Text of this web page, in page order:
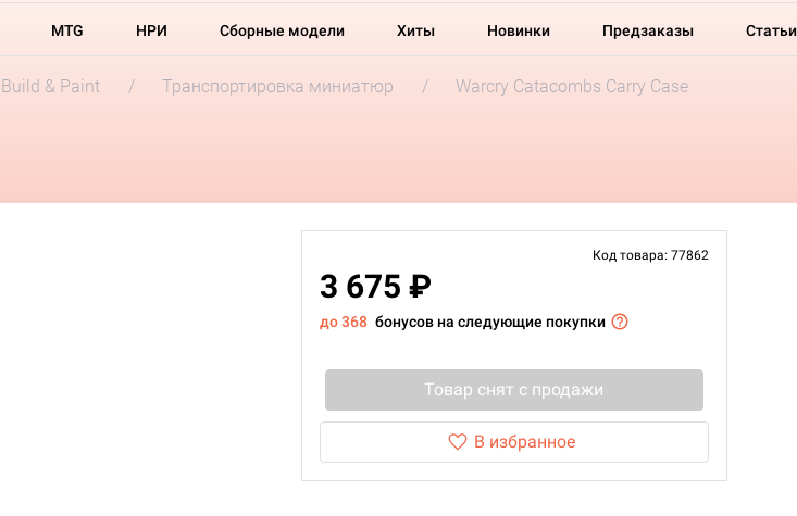
MTG НРИ Сборные модели Хиты Новинки Предзаказы Статьи
Build & Paint Транспортировка миниатюр Warcry Catacombs Carry Case
Код товара: 77862
3 675 ₽
до 368 бонусов на следующие покупки
Товар снят с продажи
В избранное